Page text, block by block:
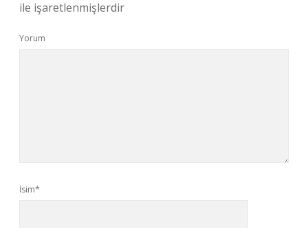
ile işaretlenmişlerdir
Yorum
İsim*